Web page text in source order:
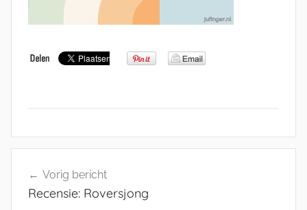
navigatie
Vorig bericht
Recensie: Roversjong